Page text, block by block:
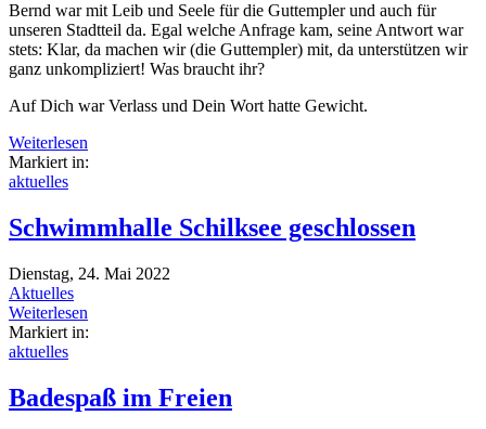
Bernd war mit Leib und Seele für die Guttempler und auch für
unseren Stadtteil da. Egal welche Anfrage kam, seine Antwort war
stets: Klar, da machen wir (die Guttempler) mit, da unterstützen wir
ganz unkompliziert! Was braucht ihr?
Auf Dich war Verlass und Dein Wort hatte Gewicht.
Weiterlesen
Markiert in:
aktuelles
Schwimmhalle Schilksee geschlossen
Dienstag, 24. Mai 2022
Aktuelles
Weiterlesen
Markiert in:
aktuelles
Badespaß im Freien